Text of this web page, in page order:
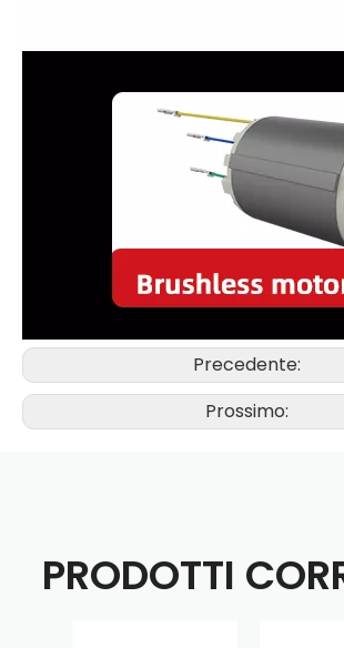
Precedente:
Prossimo:
PRODOTTI